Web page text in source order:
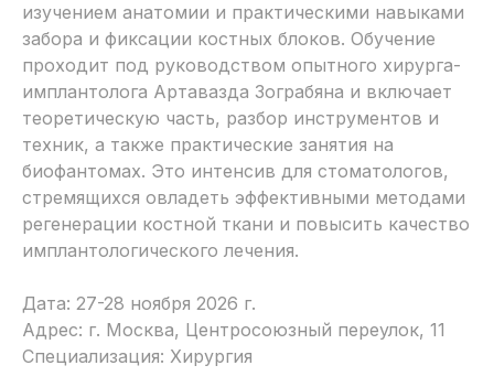
изучением анатомии и практическими навыками
забора и фиксации костных блоков. Обучение
проходит под руководством опытного хирурга-
имплантолога Артавазда Зограбяна и включает
теоретическую часть, разбор инструментов и
техник, а также практические занятия на
биофантомах. Это интенсив для стоматологов,
стремящихся овладеть эффективными методами
регенерации костной ткани и повысить качество
имплантологического лечения.
Дата: 27-28 ноября 2026 г.
Адрес: г. Москва, Центросоюзный переулок, 11
Специализация: Хирургия